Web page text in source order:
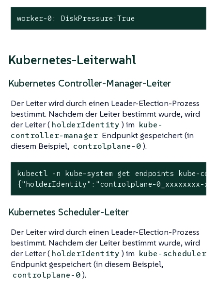
worker-0: DiskPressure:True
Kubernetes-Leiterwahl
Kubernetes Controller-Manager-Leiter
Der Leiter wird durch einen Leader-Election-Prozess
bestimmt. Nachdem der Leiter bestimmt wurde, wird
der Leiter ( holderIdentity ) im kube-
controller-manager Endpunkt gespeichert (in
diesem Beispiel, controlplane-0).
kubectl -n kube-system get endpoints kube-
{"holderIdentity":"controlplane-0_xxxxxxxx-
Kubernetes Scheduler-Leiter
Der Leiter wird durch einen Leader-Election-Prozess
bestimmt. Nachdem der Leiter bestimmt wurde, wird
der Leiter ( holderIdentity ) im kube-scheduler
Endpunkt gespeichert (in diesem Beispiel,
controlplane-0).